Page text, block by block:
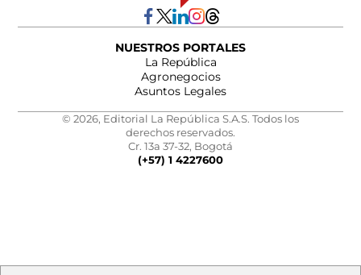
NUESTROS PORTALES
La República
Agronegocios
Asuntos Legales
© 2026, Editorial La República S.A.S. Todos los
derechos reservados.
Cr. 13a 37-32, Bogotá
(+57) 1 4227600